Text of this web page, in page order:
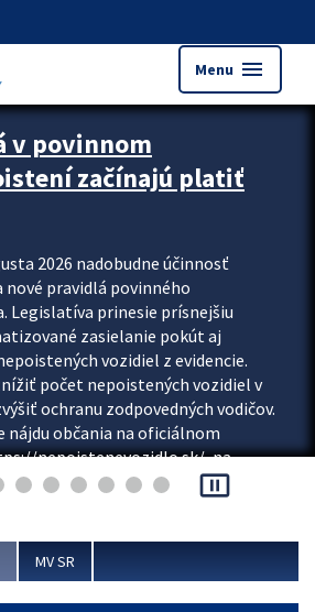
Menu menu
upútavok
v povinnom
začínajú platiť
2026 nadobudne účinnosť
nové pravidlá povinného
Legislatíva prinesie prísnejšiu
zasielanie pokút aj
vozidiel z evidencie.
počet nepoistených vozidiel v
ochranu zodpovedných vodičov.
nájdu občania na oficiálnom
nepoistenevozidlo.sk/, na
aj možnosť overiť si...
pause_presentation
MV SR